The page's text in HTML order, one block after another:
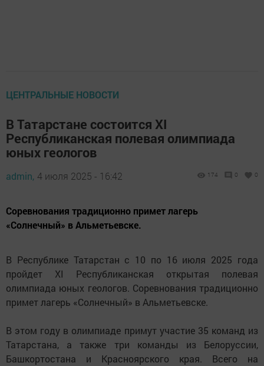
ЦЕНТРАЛЬНЫЕ НОВОСТИ
В Татарстане состоится XI
Республиканская полевая олимпиада
юных геологов
admin, 4 июля 2025 - 16:42 174 0 0
Соревнования традиционно примет лагерь
«Солнечный» в Альметьевске.
В Республике Татарстан с 10 по 16 июля 2025 года
пройдет XI Республиканская открытая полевая
олимпиада юных геологов. Соревнования традиционно
примет лагерь «Солнечный» в Альметьевске.
В этом году в олимпиаде примут участие 35 команд из
Татарстана, а также три команды из Белоруссии,
Башкортостана и Красноярского края. Всего на